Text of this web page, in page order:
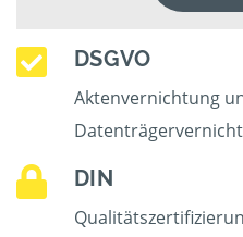
DSGVO
Aktenvernichtung
DIN